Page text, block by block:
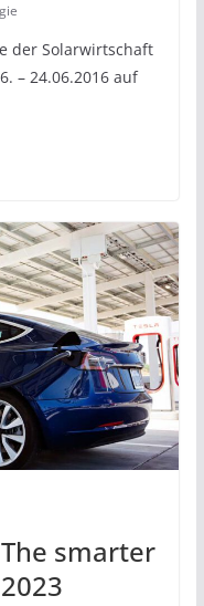
der Solarwirtschaft
– 24.06.2016 auf
smarter